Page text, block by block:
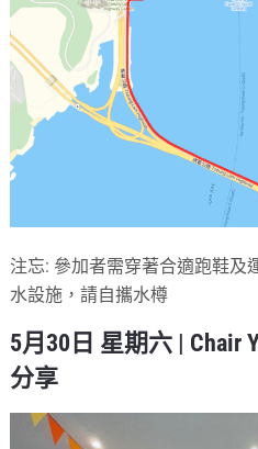
注忘: 參加者需穿著合適跑鞋及
水設施，請自攜水樽
5月30日 星期六 | Chair
分享